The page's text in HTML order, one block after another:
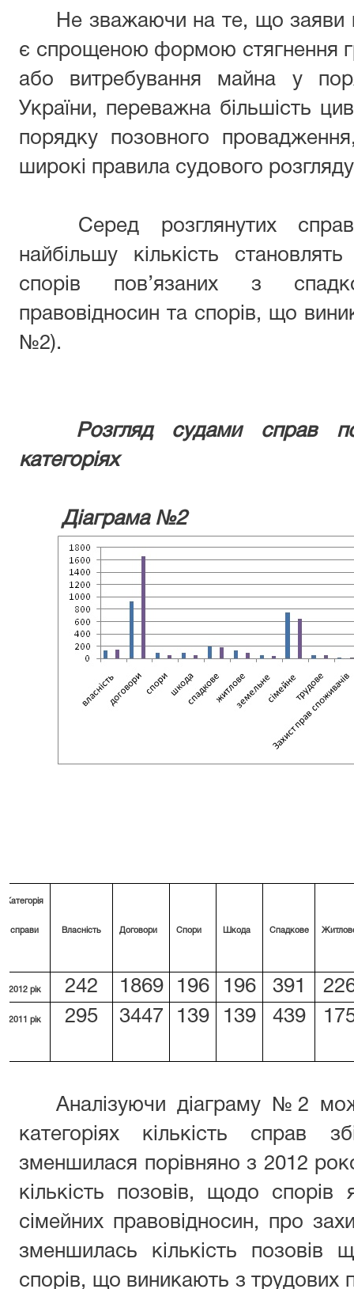
Не зважаючи на те, що заяви
є спрощеною формою стягнення
або витребування майна у
України, переважна більшість
порядку позовного
широкі правила судового
Серед розглянутих
найбільшу кількість
спорів пов’язаних з
правовідносин та спорів, що
№2).
Розгляд судами справ
категоріях
Діаграма №2
Категорія
справи Власність Договори Спори Шкода Спадкове
2012 рік 242 1869 196 196 391
2011 рік 295 3447 139 139 439
Аналізуючи діаграму №2
категоріях кількість справ
зменшилася порівняно з 2012
кількість позовів, щодо спорів
сімейних правовідносин, про
зменшилась кількість позовів
спорів, що виникають з трудових